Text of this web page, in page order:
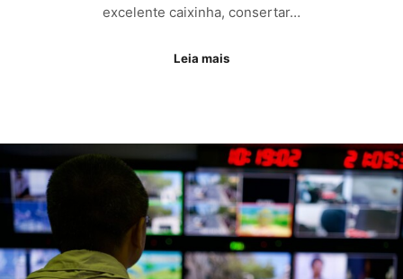
excelente caixinha, consertar…
Leia mais